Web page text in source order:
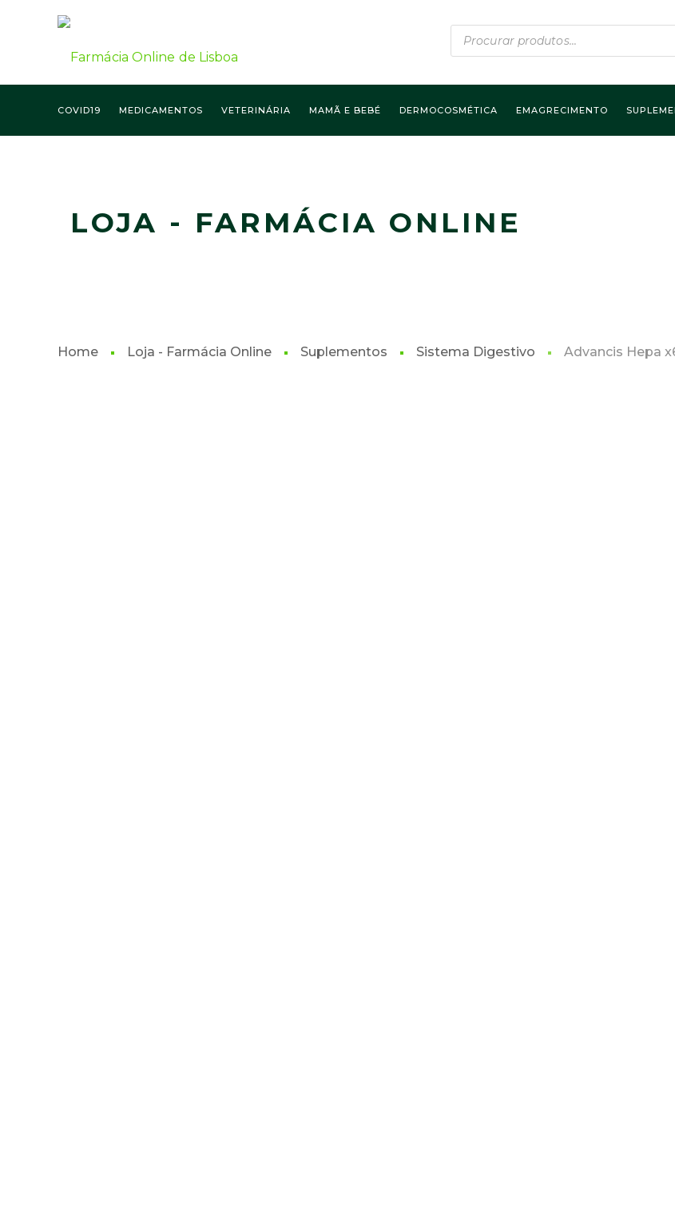
Products
search
COVID19 MEDICAMENTOS VETERINÁRIA MAMÃ E BEBÉ DERMOCOSMÉTICA EMAGRECIMENTO
LOJA - FARMÁCIA ONLINE
Home Loja - Farmácia Online Suplementos Sistema Digestivo Advancis Hepa